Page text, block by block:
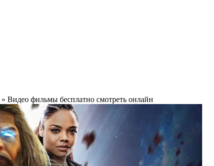
» Видео фильмы бесплатно смотреть онлайн